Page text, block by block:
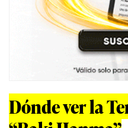
Dónde ver la